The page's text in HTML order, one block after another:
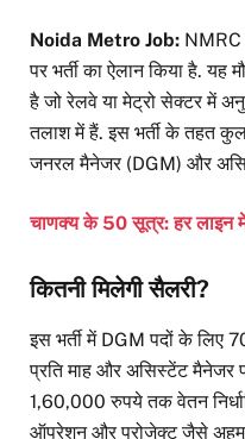
Noida Metro Job: NMRC
पर भर्ती का ऐलान किया है. यह
है जो रेलवे या मेट्रो सेक्टर में
तलाश में हैं. इस भर्ती के तहत कुल
जनरल मैनेजर (DGM) और
चाणक्य के 50 सूत्र: हर लाइन
कितनी मिलेगी सैलरी?
इस भर्ती में DGM पदों के
प्रति माह और असिस्टेंट
1,60,000 रुपये तक वेतन
ऑपरेशन और प्रोजेक्ट जैसे अहम